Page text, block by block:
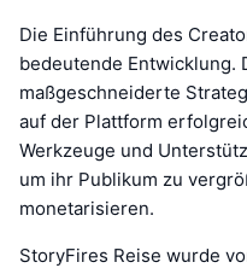
Die Einführung des
bedeutende Entwicklung.
maßgeschneiderte
auf der Plattform
Werkzeuge und
um ihr Publikum zu
monetarisieren.
StoryFires Reise wurde